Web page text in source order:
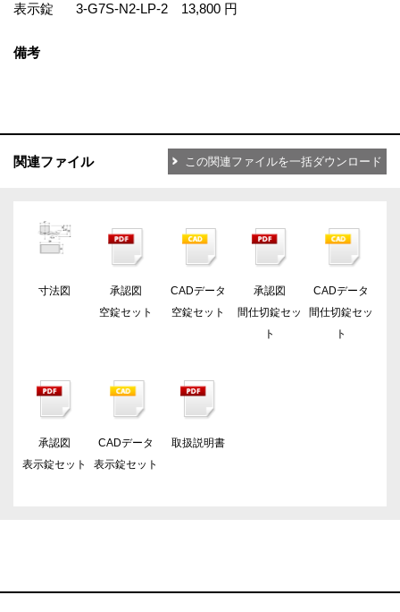
表示錠
3-G7S-N2-LP-2 13,800 円
備考
関連ファイル この関連ファイルを一括ダウンロード
寸法図
承認図
空錠セット
CADデータ
空錠セット
承認図
間仕切錠セッ
ト
CADデータ
間仕切錠セッ
ト
承認図
表示錠セット
CADデータ
表示錠セット
取扱説明書